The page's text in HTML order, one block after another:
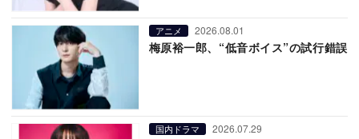
アニメ 2026.08.01
梅原裕一郎、“低音ボイス”の試行錯誤
国内ドラマ 2026.07.29